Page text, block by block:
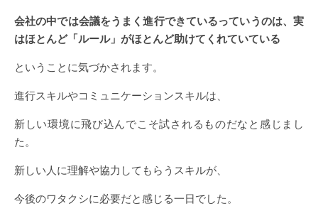
会社の中では会議をうまく進行できているっていうのは、実
はほとんど「ルール」がほとんど助けてくれていている
ということに気づかされます。
進行スキルやコミュニケーションスキルは、
新しい環境に飛び込んでこそ試されるものだなと感じまし
た。
新しい人に理解や協力してもらうスキルが、
今後のワタクシに必要だと感じる一日でした。